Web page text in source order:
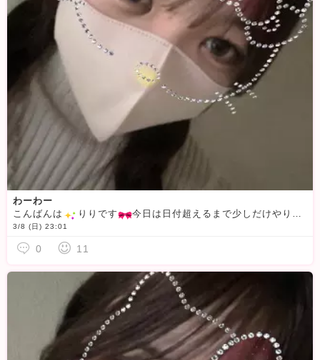
わーわー
こんばんは
️りりです 今日は日付超えるまで少しだけやります！明日は予定があるので〜
3/8 (日) 23:01
0 11